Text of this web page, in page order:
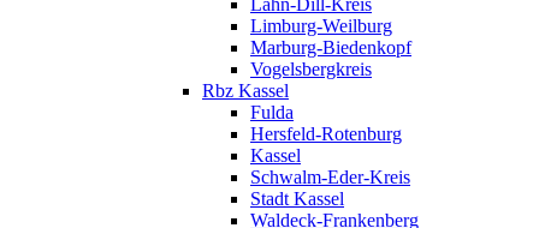
Lahn-Dill-Kreis
Limburg-Weilburg
Marburg-Biedenkopf
Vogelsbergkreis
Rbz Kassel
Fulda
Hersfeld-Rotenburg
Kassel
Schwalm-Eder-Kreis
Stadt Kassel
Waldeck-Frankenberg